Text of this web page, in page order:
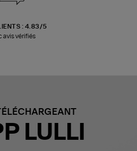
: 4.83/5
avis vérifiés
LULLI